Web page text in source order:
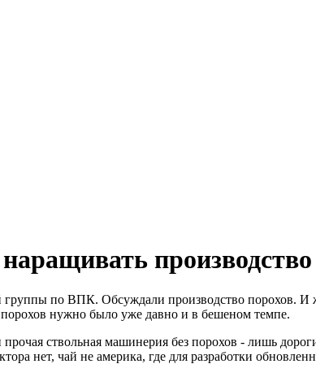
производство
группы по ВПК. Обсуждали производство порохов.
нужно было уже давно и в бешеном темпе.
ствольная машинерия без порохов - лишь
нет, чай не америка, где для разработки